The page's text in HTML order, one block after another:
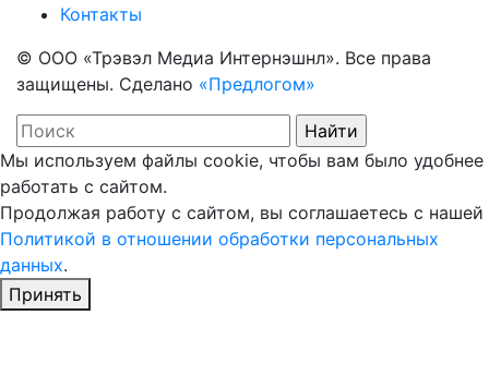
Контакты
© ООО «Трэвэл Медиа Интернэшнл». Все права
защищены. Сделано «Предлогом»
Мы используем файлы cookie, чтобы вам было удобнее
работать с сайтом.
Продолжая работу с сайтом, вы соглашаетесь с нашей
Политикой в отношении обработки персональных
данных.
Принять